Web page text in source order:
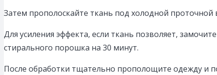
Затем прополоскайте ткань под холодной
Для усиления эффекта, если ткань позволяет,
стирального порошка на 30 минут.
После обработки тщательно прополощите одежду и